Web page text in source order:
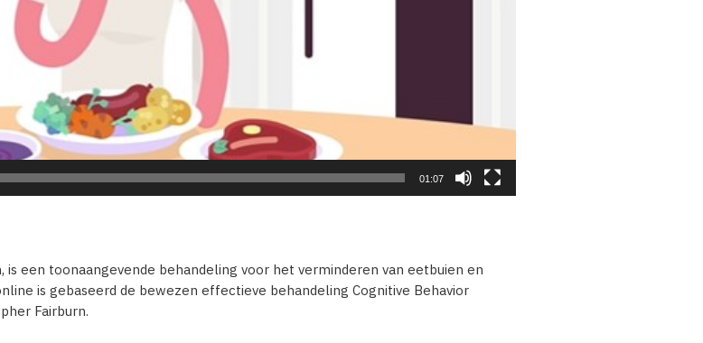
01:07
een toonaangevende behandeling voor het verminderen van eetbuien en
is gebaseerd de bewezen effectieve behandeling Cognitive Behavior
Fairburn.